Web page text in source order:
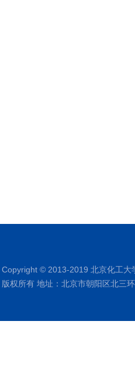
Copyright © 2013-2019 北京化工大
版权所有 地址：北京市朝阳区北三